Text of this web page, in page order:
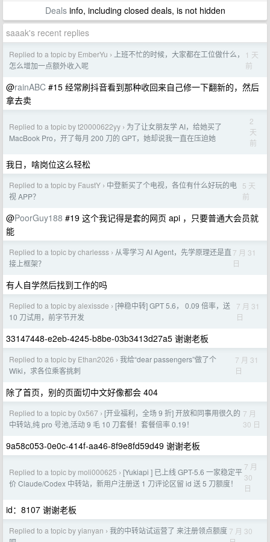
Dealsinfo, including closed deals, is not hidden
saaak's recent replies
Replied to a topic by EmberYu ›
上班不忙的时候，大家都在工位做什么，
怎么增加一点额外收入呢
1 天
前
@rainABC #15 经常刷抖音看到那种收回来自己修一下翻新的，然后
拿去卖
Replied to a topic by t20000622yy › 为了让女朋友学 AI，给她买了
MacBook Pro，开了每月 200 刀的 GPT，她却说我一直在压迫她
2
天
前
我日，啥岗位这么轻松
Replied to a topic by FaustY › 中登新买了个电视，各位有什么好玩的电
视 APP？
5 天
前
@PoorGuy188 #19 这个我记得是套的网页 api ，只要普通大会员就
能
Replied to a topic by charlesss › 从零学习 AI Agent，先学原理还是直
接上框架？
7 月 31
日
有人自学然后找到工作的吗
Replied to a topic by alexissde › [神稳中转] GPT 5.6， 0.09 倍率，送
10 刀试用，前字节开发
7 月 31
日
33147448-e2eb-4245-b8be-03b3413d27a5 谢谢老板
Replied to a topic by Ethan2026 › 我给“dear passengers”做了个
Wiki，求各位乘客挑刺
7 月 31
日
除了首页，别的页面切中文好像都会 404
Replied to a topic by 0x567 › [开业福利，全场 9 折] 开放和同事用很久的
中转站,纯 pro 号池,活动 9 毛 10 刀套餐！套餐倍率 0.19！
7 月
30 日
9a58c053-0e0c-414f-aa46-8f9e8fd59d49 谢谢老板
Replied to a topic by moli000625 › [Yukiapi ] 已上线 GPT-5.6 一家稳定平
价 Claude/Codex 中转站，新用户注册送 1 刀评论区留 id 送 5 刀额度！
7 月
30
日
id：8107 谢谢老板
Replied to a topic by yianyan › 我的中转站试运营了 来注册领点额度 7 月 30